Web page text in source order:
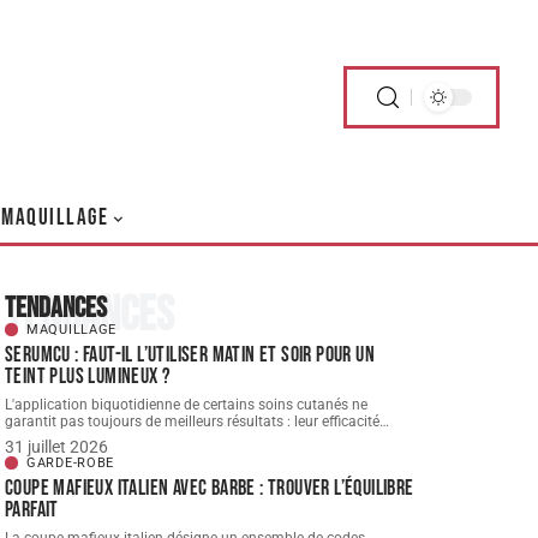
MAQUILLAGE
Tendances
Tendances
MAQUILLAGE
Serumcu : faut-il l’utiliser matin et soir pour un
teint plus lumineux ?
L'application biquotidienne de certains soins cutanés ne
garantit pas toujours de meilleurs résultats : leur efficacité…
31 juillet 2026
GARDE-ROBE
Coupe mafieux italien avec barbe : trouver l’équilibre
parfait